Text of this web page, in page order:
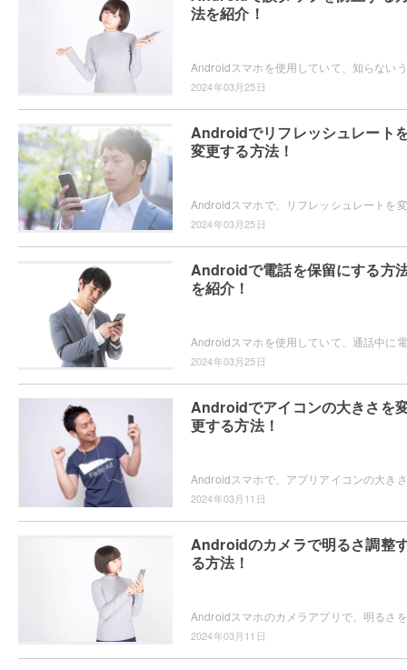
法を紹介！
2024年03月25日
Androidでリフレッシュレート
変更する方法！
2024年03月25日
Androidで電話を保留にする方
を紹介！
2024年03月25日
Androidでアイコンの大きさを
更する方法！
2024年03月11日
Androidのカメラで明るさ調整
る方法！
2024年03月11日